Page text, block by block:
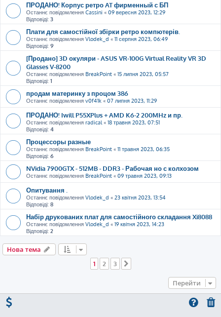
ПРОДАНО! Корпус ретро AT фирменный с БП
Останнє повідомлення Cassini « 09 вересня 2023, 12:29
Відповіді: 3
Плати для самостійної збірки ретро компютерів.
Останнє повідомлення Vlodek_d « 11 серпня 2023, 06:49
Відповіді: 9
[Продано] 3D окуляри - ASUS VR-100G Virtual Reality VR 3D
Glasses V-8200
Останнє повідомлення BreakPoint « 15 липня 2023, 05:57
Відповіді: 1
продам материнку з процом 386
Останнє повідомлення v0f41k « 07 липня 2023, 11:29
ПРОДАНО! Iwill P55XPlus + AMD K6-2 200MHz и пр.
Останнє повідомлення radical« 18 травня 2023, 07:51
Відповіді: 4
Процессоры разные
Останнє повідомлення BreakPoint « 11 травня 2023, 06:35
Відповіді: 6
NVidia 7900GTX - 512MB - DDR3 - Рабочая но с колхозом
Останнє повідомлення BreakPoint « 09 травня 2023, 09:13
Опитування .
Останнє повідомлення Vlodek_d « 23 квітня 2023, 13:54
Відповіді: 8
Набір друкованих плат для самостійного складання Xi8088
Останнє повідомлення Vlodek_d « 19 квітня 2023, 14:23
Відповіді: 2
Нова тема
1
2 3
Перейти